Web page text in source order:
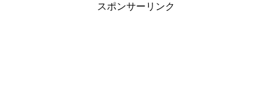
スポンサーリンク